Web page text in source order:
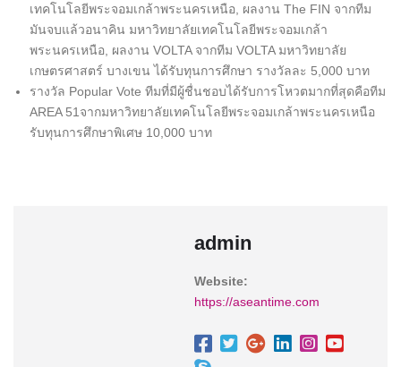
เทคโนโลยีพระจอมเกล้าพระนครเหนือ, ผลงาน The FIN จากทีม
มันจบแล้วอนาคิน มหาวิทยาลัยเทคโนโลยีพระจอมเกล้า
พระนครเหนือ, ผลงาน VOLTA จากทีม VOLTA มหาวิทยาลัย
เกษตรศาสตร์ บางเขน ได้รับทุนการศึกษา รางวัลละ 5,000 บาท
รางวัล Popular Vote ทีมที่มีผู้ชื่นชอบได้รับการโหวตมากที่สุดคือทีม
AREA 51จากมหาวิทยาลัยเทคโนโลยีพระจอมเกล้าพระนครเหนือ
รับทุนการศึกษาพิเศษ 10,000 บาท
admin
Website:
https://aseantime.com